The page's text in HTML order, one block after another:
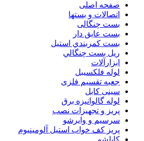
صفحه اصلی
اتصالات و بستها
بست چنگالی
بست عايق دار
بست كمربندي استيل
ريل بست چنگالي
ابزارآلات
لوله فلکسیبل
جعبه تقسیم فلزی
سینی کابل
لوله گالوانیزه برق
پريز و تجهيزات نصب
سرسيم و وايرشو
پريز كف خواب استيل آلومينيوم